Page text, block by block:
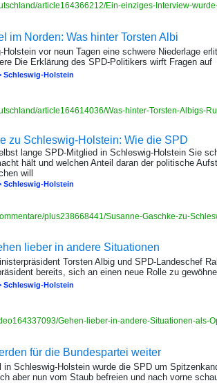
article164366212/Ein-einziges-Interview-
im Norden: Was hinter Torsten Albi
vor neun Tagen eine schwere Niederlage
Die Erklärung des SPD-Politikers wirft Fragen auf
Schleswig-Holstein
article164614036/Was-hinter-Torsten-Albigs-
zu Schleswig-Holstein: Wie die SPD
lange SPD-Mitglied in Schleswig-Holstein Sie
hält und welchen Anteil daran der politische
will
Schleswig-Holstein
plus238668441/Susanne-Gaschke-zu-
lieber in andere Situationen
Torsten Albig und SPD-Landeschef
bereits, sich an einen neue Rolle zu
Schleswig-Holstein
Gehen-lieber-in-andere-Situationen-als-
für die Bundespartei weiter
in Schleswig-Holstein wurde die SPD um
aber nun vom Staub befreien und nach vorne